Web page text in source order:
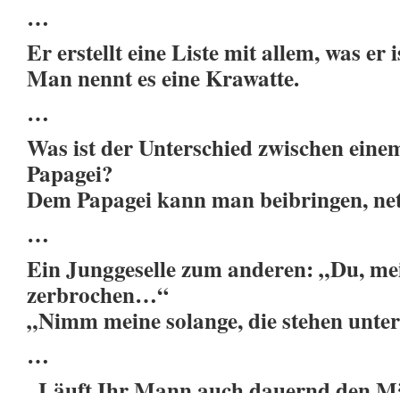
…
Er erstellt eine Liste mit allem, was er
Man nennt es eine Krawatte.
…
Was ist der Unterschied zwischen
Papagei?
Dem Papagei kann man beibringen,
…
Ein Junggeselle zum anderen: „Du,
zerbrochen…“
„Nimm meine solange, die stehen
…